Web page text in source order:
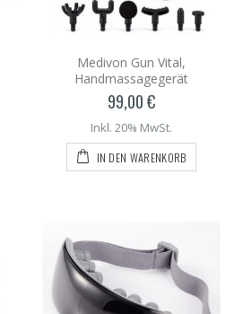
Medivon Gun Vital,
Handmassagegerät
99,00 €
Inkl. 20% MwSt.
IN DEN WARENKORB